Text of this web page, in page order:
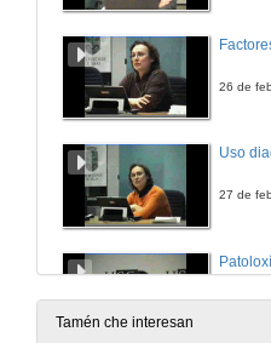
26 de
27 de
28 de
Tamén che interesan